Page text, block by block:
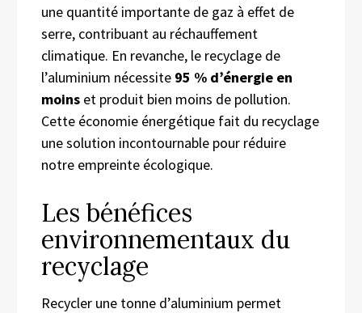
une quantité importante de gaz à effet de
serre, contribuant au réchauffement
climatique. En revanche, le recyclage de
l’aluminium nécessite 95 % d’énergie en
moins et produit bien moins de pollution.
Cette économie énergétique fait du recyclage
une solution incontournable pour réduire
notre empreinte écologique.
Les bénéfices
environnementaux du
recyclage
Recycler une tonne d’aluminium permet